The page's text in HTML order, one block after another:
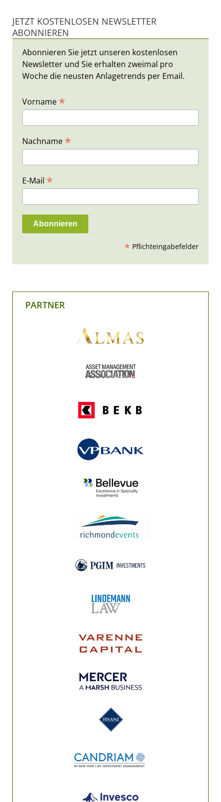
JETZT KOSTENLOSEN NEWSLETTER
ABONNIEREN
Abonnieren Sie jetzt unseren kostenlosen
Newsletter und Sie erhalten zweimal pro
Woche die neusten Anlagetrends per Email.
Vorname *
Nachname *
E-Mail *
* Pflichteingabefelder
PARTNER